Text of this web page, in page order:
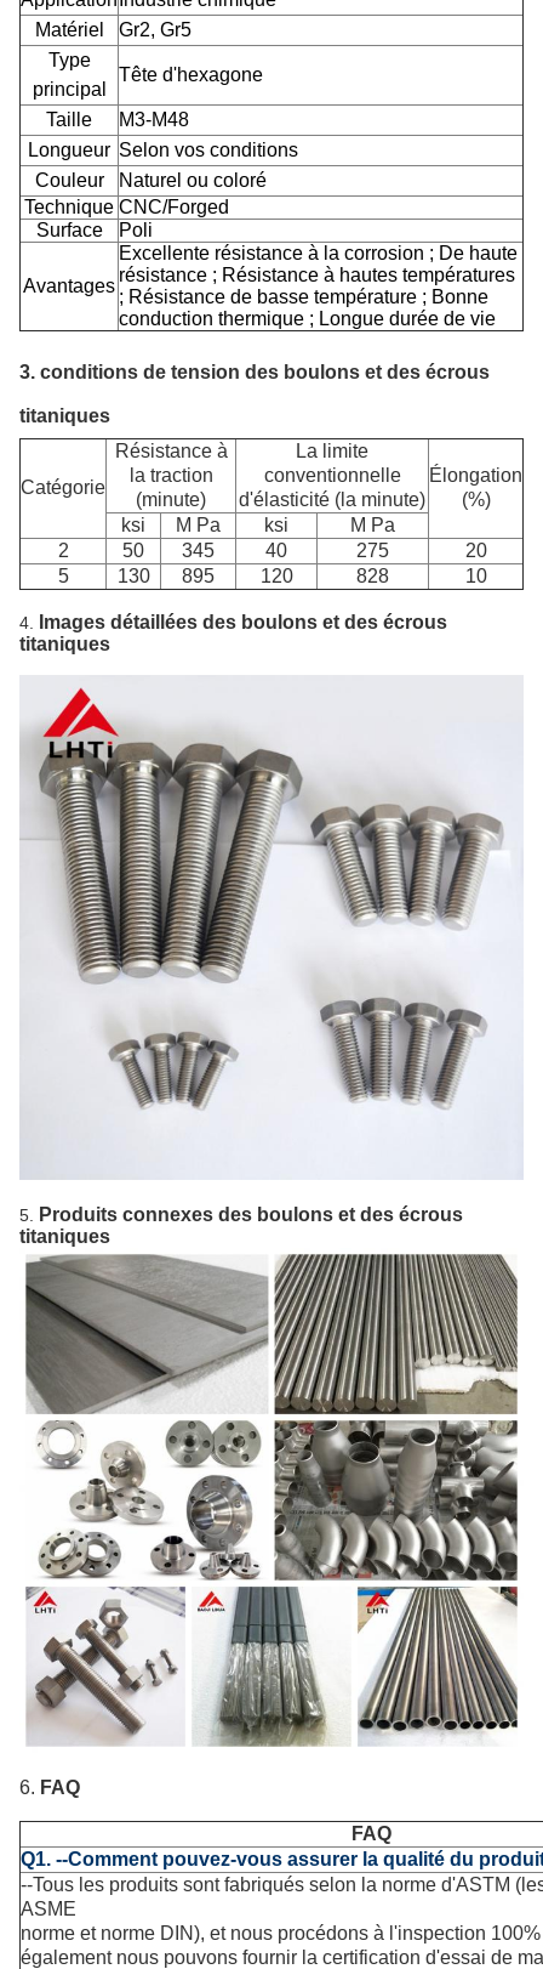
Matériel
Gr2, Gr5
Type
principal
Tête d'hexagone
Taille
M3-M48
Longueur Selon vos conditions
Couleur
Naturel ou coloré
Technique CNC/Forged
Surface
Poli
Avantages
Excellente résistance à la corrosion ; De haute
résistance ; Résistance à hautes températures
; Résistance de basse température ; Bonne
conduction thermique ; Longue durée de vie
3. conditions de tension des boulons et des écrous
titaniques
Catégorie
Résistance à
la traction
(minute)
La limite
conventionnelle
d'élasticité (la minute)
Élongation
(%)
ksi
M Pa ksi
M Pa
2
50 345 40 275
20
5
130 895 120 828 10
4.
Images détaillées des boulons et des écrous
titaniques
5.
Produits connexes des boulons et des écrous
titaniques
6. FAQ
FAQ
Q1. --Comment pouvez-vous assurer la qualité du
--Tous les produits sont fabriqués selon la norme d'ASTM
ASME
norme et norme DIN), et nous procédons à l'inspection
également nous pouvons fournir la certification d'essai de